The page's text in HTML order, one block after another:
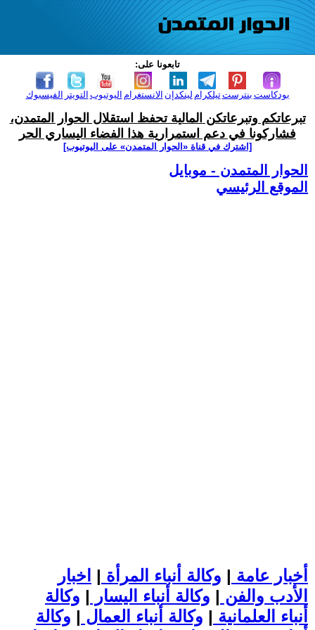
تابعونا على:
الفيسبوك التويتر اليوتيوب الانستغرام لينكدإن تيلكرامبنترست بودكاست
تبرعاتكم وتبرعاتكن المالية تحفظ استقلال الحوار المتمدن،
فشاركونا في دعم استمرارية هذا الفضاء اليساري الحر
[اشترك في قناة ‫«الحوار المتمدن» على اليوتيوب]
الحوار المتمدن - موبايل
الموقع الرئيسي
أخبار عامة | وكالة أنباء المرأة | اخبار
الأدب والفن | وكالة أنباء اليسار | وكالة
أنباء العلمانية | وكالة أنباء العمال | وكالة